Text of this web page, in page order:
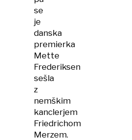
se
je
danska
premierka
Mette
Frederiksen
sešla
z
nemškim
kanclerjem
Friedrichom
Merzem.